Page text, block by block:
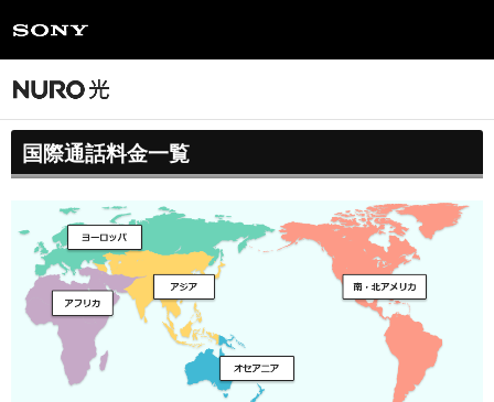
国際通話料金一覧